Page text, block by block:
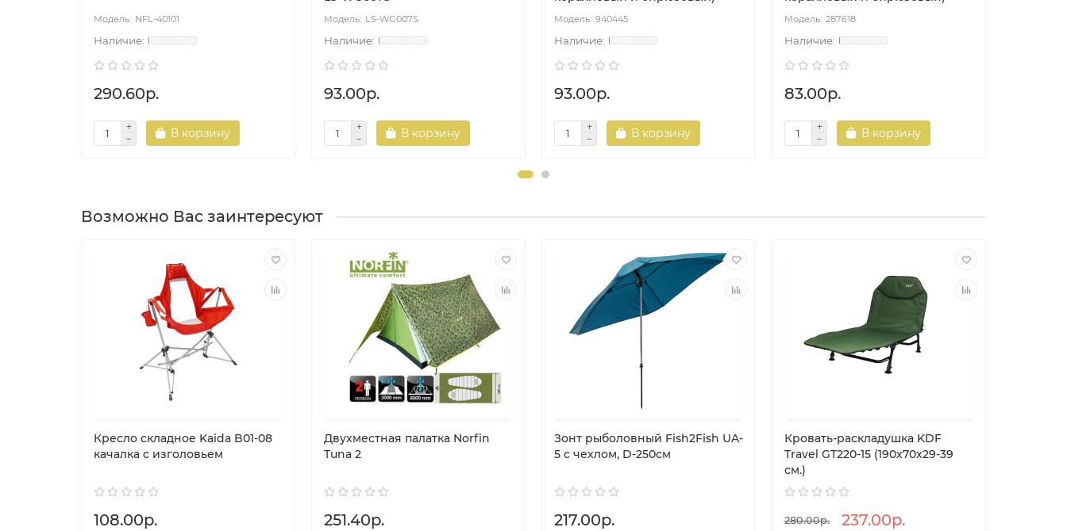
NFL-40101
290.60р.
В корзину
LS-WG007S
93.00р.
В корзину
940445
93.00р.
В корзину
287618
83.00р.
В корзину
Возможно Вас заинтересуют
Кресло складное Kaida B01-08
качалка с изголовьем
108.00р.
Двухместная палатка Norfin
Tuna 2
251.40р.
Зонт рыболовный Fish2Fish UA-
5 с чехлом, D-250см
217.00р.
Кровать-раскладушка KDF
Travel GT220-15 (190x70x29-39
см.)
280.00р. 237.00р.